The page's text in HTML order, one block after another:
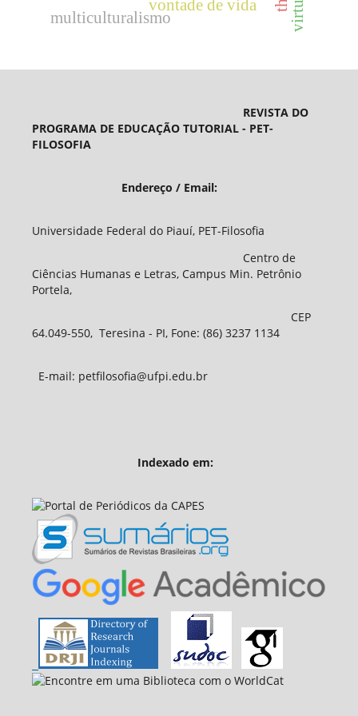
vontade de vida
multiculturalismo
REVISTA DO
PROGRAMA DE EDUCAÇÃO TUTORIAL - PET-
FILOSOFIA
Endereço / Email:
Universidade Federal do Piauí, PET-Filosofia
Centro de
Ciências Humanas e Letras, Campus Min. Petrônio
Portela,
CEP
64.049-550, Teresina - PI, Fone: (86) 3237 1134
E-mail: petfilosofia@ufpi.edu.br
Indexado em: